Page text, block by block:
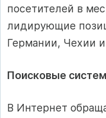
посетителей в
лидирующие
Германии, Чехии
Поисковые
В Интернет